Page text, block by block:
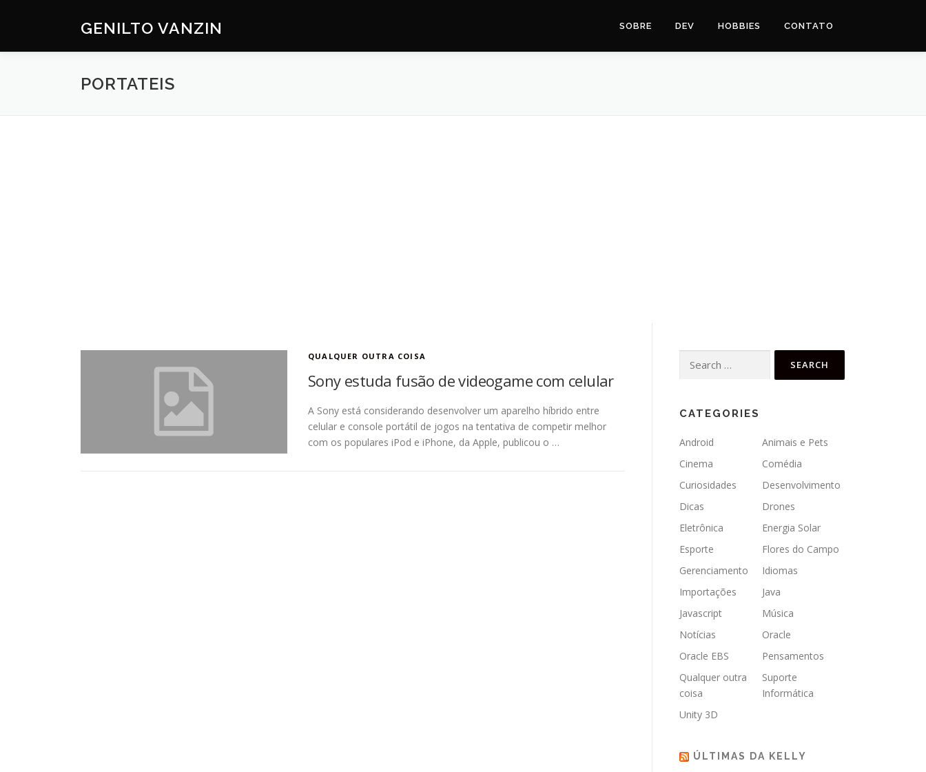
GENILTO VANZIN SOBRE DEV HOBBIES CONTATO
PORTATEIS
QUALQUER OUTRA COISA
Sony estuda fusão de videogame com celular
A Sony está considerando desenvolver um aparelho híbrido entre
celular e console portátil de jogos na tentativa de competir melhor
com os populares iPod e iPhone, da Apple, publicou o …
for:
CATEGORIES
Android
Animais e Pets
Cinema
Comédia
Curiosidades
Desenvolvimento
Dicas
Drones
Eletrônica
Energia Solar
Esporte
Flores do Campo
Gerenciamento
Idiomas
Importações
Java
Javascript
Música
Notícias
Oracle
Oracle EBS
Pensamentos
Qualquer outra
coisa
Suporte
Informática
Unity 3D
ÚLTIMAS DA KELLY